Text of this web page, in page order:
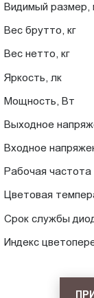
Видимый размер,
Вес брутто, кг
Вес нетто, кг
Яркость, лк
Мощность, Вт
Выходное
Входное
Рабочая частота
Цветовая
Срок службы
Индекс